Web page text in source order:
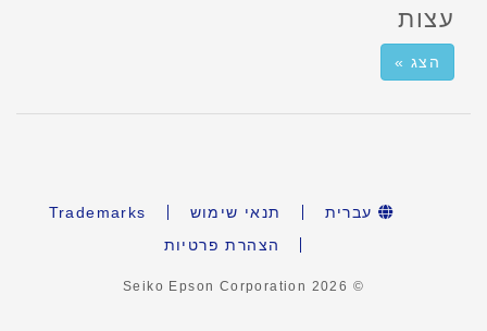
עצות
הצג »
עברית תנאי שימוש
Trademarks
הצהרת פרטיות
© Seiko Epson Corporation
2026